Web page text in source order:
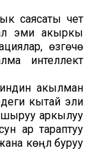
саясаты чет
эми акыркы
өзгөчө
интеллект
акылман
кытай эли
аркылуу
ар тараптуу
көңүл буруу